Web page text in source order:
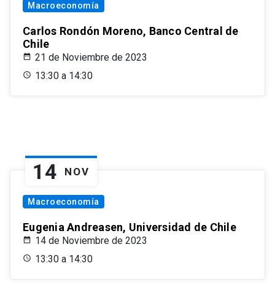
Macroeconomía
Carlos Rondón Moreno, Banco Central de
Chile
21 de Noviembre de 2023
13:30 a 14:30
14 NOV
Macroeconomía
Eugenia Andreasen, Universidad de Chile
14 de Noviembre de 2023
13:30 a 14:30